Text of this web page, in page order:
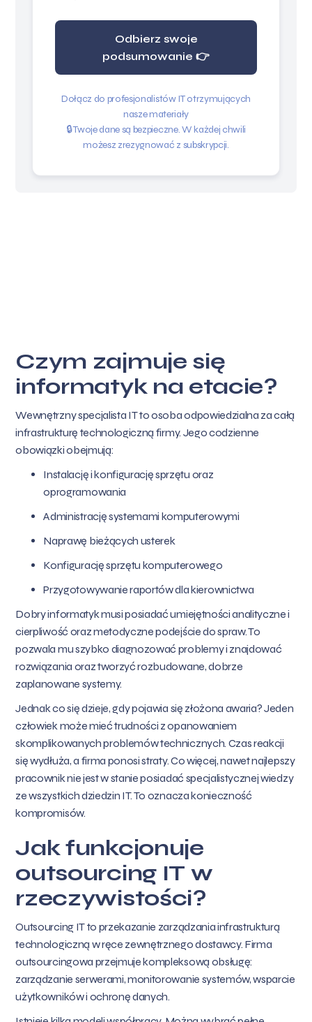
Odbierz swoje
podsumowanie 👉
Dołącz do profesjonalistów IT otrzymujących
nasze materiały
🔒 Twoje dane są bezpieczne. W każdej chwili
możesz zrezygnować z subskrypcji.
Czym zajmuje się
informatyk na etacie?
Wewnętrzny specjalista IT to osoba odpowiedzialna za całą
infrastrukturę technologiczną firmy. Jego codzienne
obowiązki obejmują:
Instalację i konfigurację sprzętu oraz
oprogramowania
Administrację systemami komputerowymi
Naprawę bieżących usterek
Konfigurację sprzętu komputerowego
Przygotowywanie raportów dla kierownictwa
Dobry informatyk musi posiadać umiejętności analityczne i
cierpliwość oraz metodyczne podejście do spraw. To
pozwala mu szybko diagnozować problemy i znajdować
rozwiązania oraz tworzyć rozbudowane, dobrze
zaplanowane systemy.
Jednak co się dzieje, gdy pojawia się złożona awaria? Jeden
człowiek może mieć trudności z opanowaniem
skomplikowanych problemów technicznych. Czas reakcji
się wydłuża, a firma ponosi straty. Co więcej, nawet najlepszy
pracownik nie jest w stanie posiadać specjalistycznej wiedzy
ze wszystkich dziedzin IT. To oznacza konieczność
kompromisów.
Jak funkcjonuje
outsourcing IT w
rzeczywistości?
Outsourcing IT to przekazanie zarządzania infrastrukturą
technologiczną w ręce zewnętrznego dostawcy. Firma
outsourcingowa przejmuje kompleksową obsługę:
zarządzanie serwerami, monitorowanie systemów, wsparcie
użytkowników i ochronę danych.